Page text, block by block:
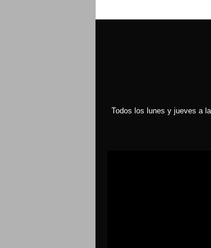
Todos los lunes y jueves a